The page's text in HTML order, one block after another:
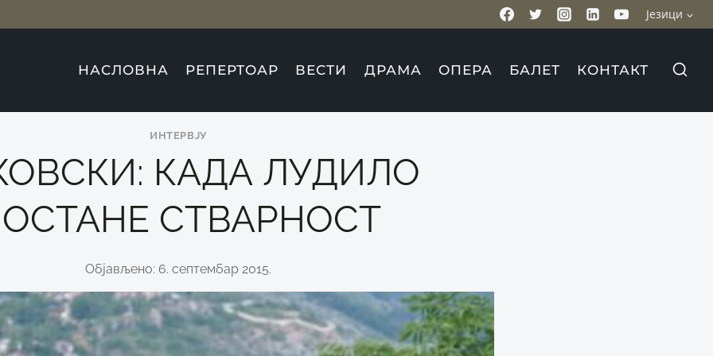
Језици
НАСЛОВНА РЕПЕРТОАР ВЕСТИ ДРАМА ОПЕРА БАЛЕТ КОНТАКТ
ИНТЕРВЈУ
КАДА ЛУДИЛО
СТВАРНОСТ
Објављено: 6. септембар 2015.